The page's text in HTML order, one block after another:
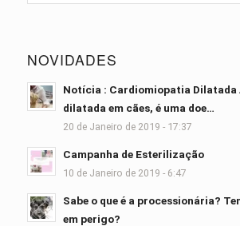
NOVIDADES
Notícia : Cardiomiopatia
dilatada em cães, é uma doe…
20 de Janeiro de 2019 - 17:37
Campanha de Esterilização
10 de Janeiro de 2019 - 6:47
Sabe o que é a processionária?
em perigo?